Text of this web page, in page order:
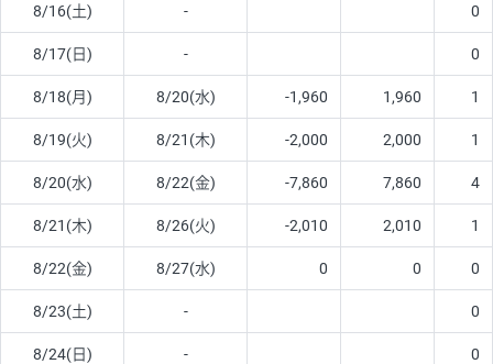
8/16(土) - 0
8/17(日) - 0
8/18(月) 8/20(水) -1,960 1,960 1
8/19(火) 8/21(木) -2,000 2,000 1
8/20(水) 8/22(金) -7,860 7,860 4
8/21(木) 8/26(火) -2,010 2,010 1
8/22(金) 8/27(水) 0 0 0
8/23(土) - 0
8/24(日) - 0